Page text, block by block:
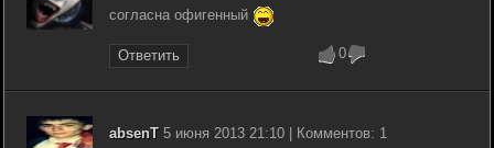
согласна офигенный
Ответить 0
absenT5 июня 2013 21:10 | Комментов: 1